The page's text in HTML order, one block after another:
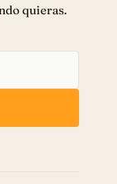
quieras.